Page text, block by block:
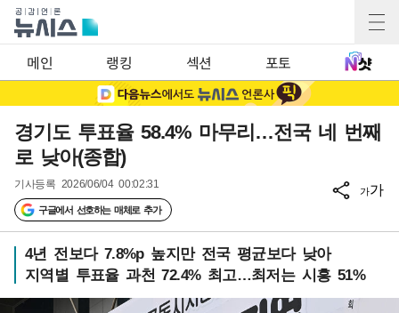
메인 랭킹 섹션 포토
경기도 투표율 58.4% 마무리…전국 네 번째
로 낮아(종합)
기사등록 2026/06/04 00:02:31
구글에서 선호하는 매체로 추가
가가
4년 전보다 7.8%p 높지만 전국 평균보다 낮아
지역별 투표율 과천 72.4% 최고…최저는 시흥 51%